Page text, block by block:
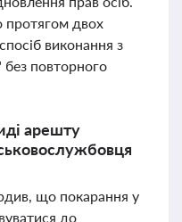
протягом двох
виконання з
без повторного
арешту
що покарання у
до